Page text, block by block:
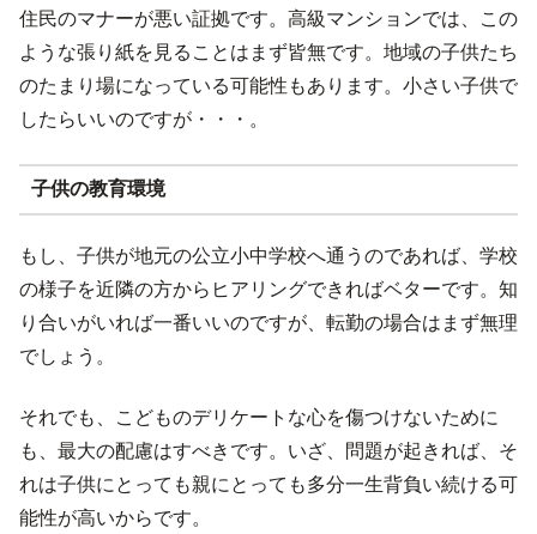
住民のマナーが悪い証拠です。高級マンションでは、この
ような張り紙を見ることはまず皆無です。地域の子供たち
のたまり場になっている可能性もあります。小さい子供で
したらいいのですが・・・。
子供の教育環境
もし、子供が地元の公立小中学校へ通うのであれば、学校
の様子を近隣の方からヒアリングできればベターです。知
り合いがいれば一番いいのですが、転勤の場合はまず無理
でしょう。
それでも、こどものデリケートな心を傷つけないために
も、最大の配慮はすべきです。いざ、問題が起きれば、そ
れは子供にとっても親にとっても多分一生背負い続ける可
能性が高いからです。